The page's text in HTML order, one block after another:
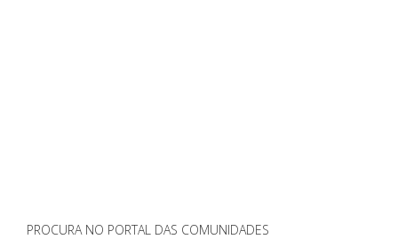
PROCURA NO PORTAL DAS COMUNIDADES